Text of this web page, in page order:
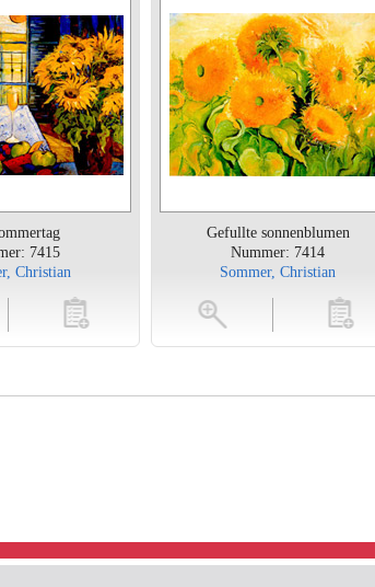
7415
Christian
Gefullte sonnenblumen
Nummer: 7414
Sommer, Christian
vergroten toevoegen